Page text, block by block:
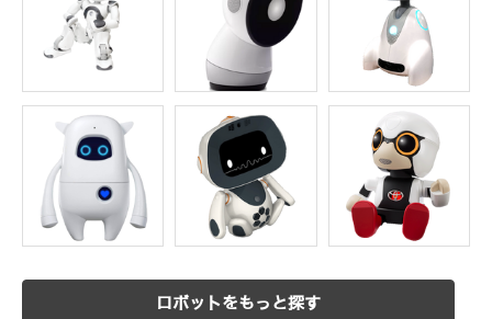
ロボットをもっと探す